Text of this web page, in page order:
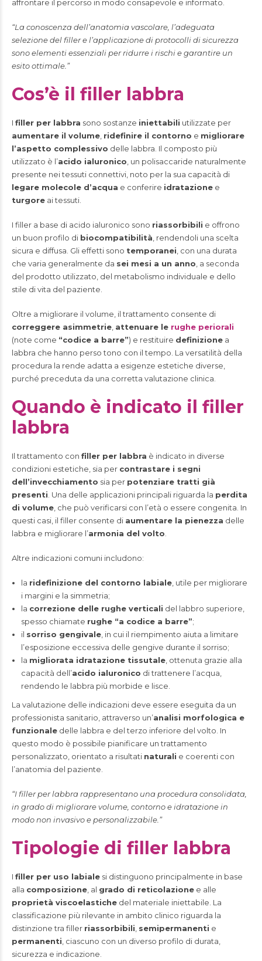
affrontare il percorso in modo consapevole e informato.
“La conoscenza dell’anatomia vascolare, l’adeguata
selezione del filler e l’applicazione di protocolli di sicurezza
sono elementi essenziali per ridurre i rischi e garantire un
esito ottimale.”
Cos’è il filler labbra
I filler per labbra sono sostanze iniettabili utilizzate per
aumentare il volume ridefinire il contorno e migliorare
l’aspetto complessivo delle labbra. Il composto più
utilizzato è l’acido ialuronico , un polisaccaride naturalmente
presente nei tessuti connettivi, noto per la sua capacità di
legare molecole d’acqua e conferire idratazione e
turgore ai tessuti.
I filler a base di acido ialuronico sono riassorbibili e offrono
un buon profilo di biocompatibilità , rendendoli una scelta
sicura e diffusa. Gli effetti sono temporanei , con una durata
che varia generalmente da sei mesi a un anno , a seconda
del prodotto utilizzato, del metabolismo individuale e dello
stile di vita del paziente.
Oltre a migliorare il volume, il trattamento consente di
correggere asimmetrie attenuare le rughe periorali
(note come “codice a barre”) e restituire definizione a
labbra che hanno perso tono con il tempo. La versatilità della
procedura la rende adatta a esigenze estetiche diverse,
purché preceduta da una corretta valutazione clinica.
Quando è indicato il filler
labbra
Il trattamento con filler per labbra è indicato in diverse
condizioni estetiche, sia per contrastare i segni
dell’invecchiamento sia per potenziare tratti già
presenti . Una delle applicazioni principali riguarda la perdita
di volume , che può verificarsi con l’età o essere congenita. In
questi casi, il filler consente di aumentare la pienezza delle
labbra e migliorare l’armonia del volto
Altre indicazioni comuni includono:
la ridefinizione del contorno labiale, utile per migliorare
i margini e la simmetria;
la correzione delle rughe verticali del labbro superiore,
spesso chiamate rughe “a codice a barre”;
il sorriso gengivale, in cui il riempimento aiuta a limitare
l’esposizione eccessiva delle gengive durante il sorriso;
la migliorata idratazione tissutale, ottenuta grazie alla
capacità dell’acido ialuronico di trattenere l’acqua,
rendendo le labbra più morbide e lisce.
La valutazione delle indicazioni deve essere eseguita da un
professionista sanitario, attraverso un’analisi morfologica e
funzionale delle labbra e del terzo inferiore del volto. In
questo modo è possibile pianificare un trattamento
personalizzato, orientato a risultati naturali e coerenti con
l’anatomia del paziente.
“I filler per labbra rappresentano una procedura consolidata,
in grado di migliorare volume, contorno e idratazione in
modo non invasivo e personalizzabile.”
Tipologie di filler labbra
I filler per uso labiale si distinguono principalmente in base
alla composizione , al grado di reticolazione e alle
proprietà viscoelastiche del materiale iniettabile. La
classificazione più rilevante in ambito clinico riguarda la
distinzione tra filler riassorbibili semipermanenti e
permanenti , ciascuno con un diverso profilo di durata,
sicurezza e indicazione.